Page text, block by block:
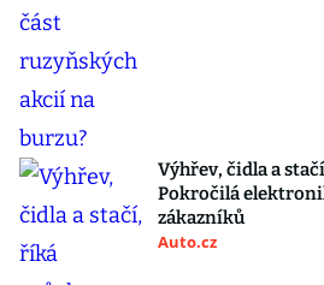
Výhřev, čidla a
Pokročilá
zákazníků
Auto.cz